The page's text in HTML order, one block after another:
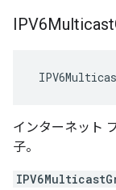
IPV6Multicast
インターネット
子。